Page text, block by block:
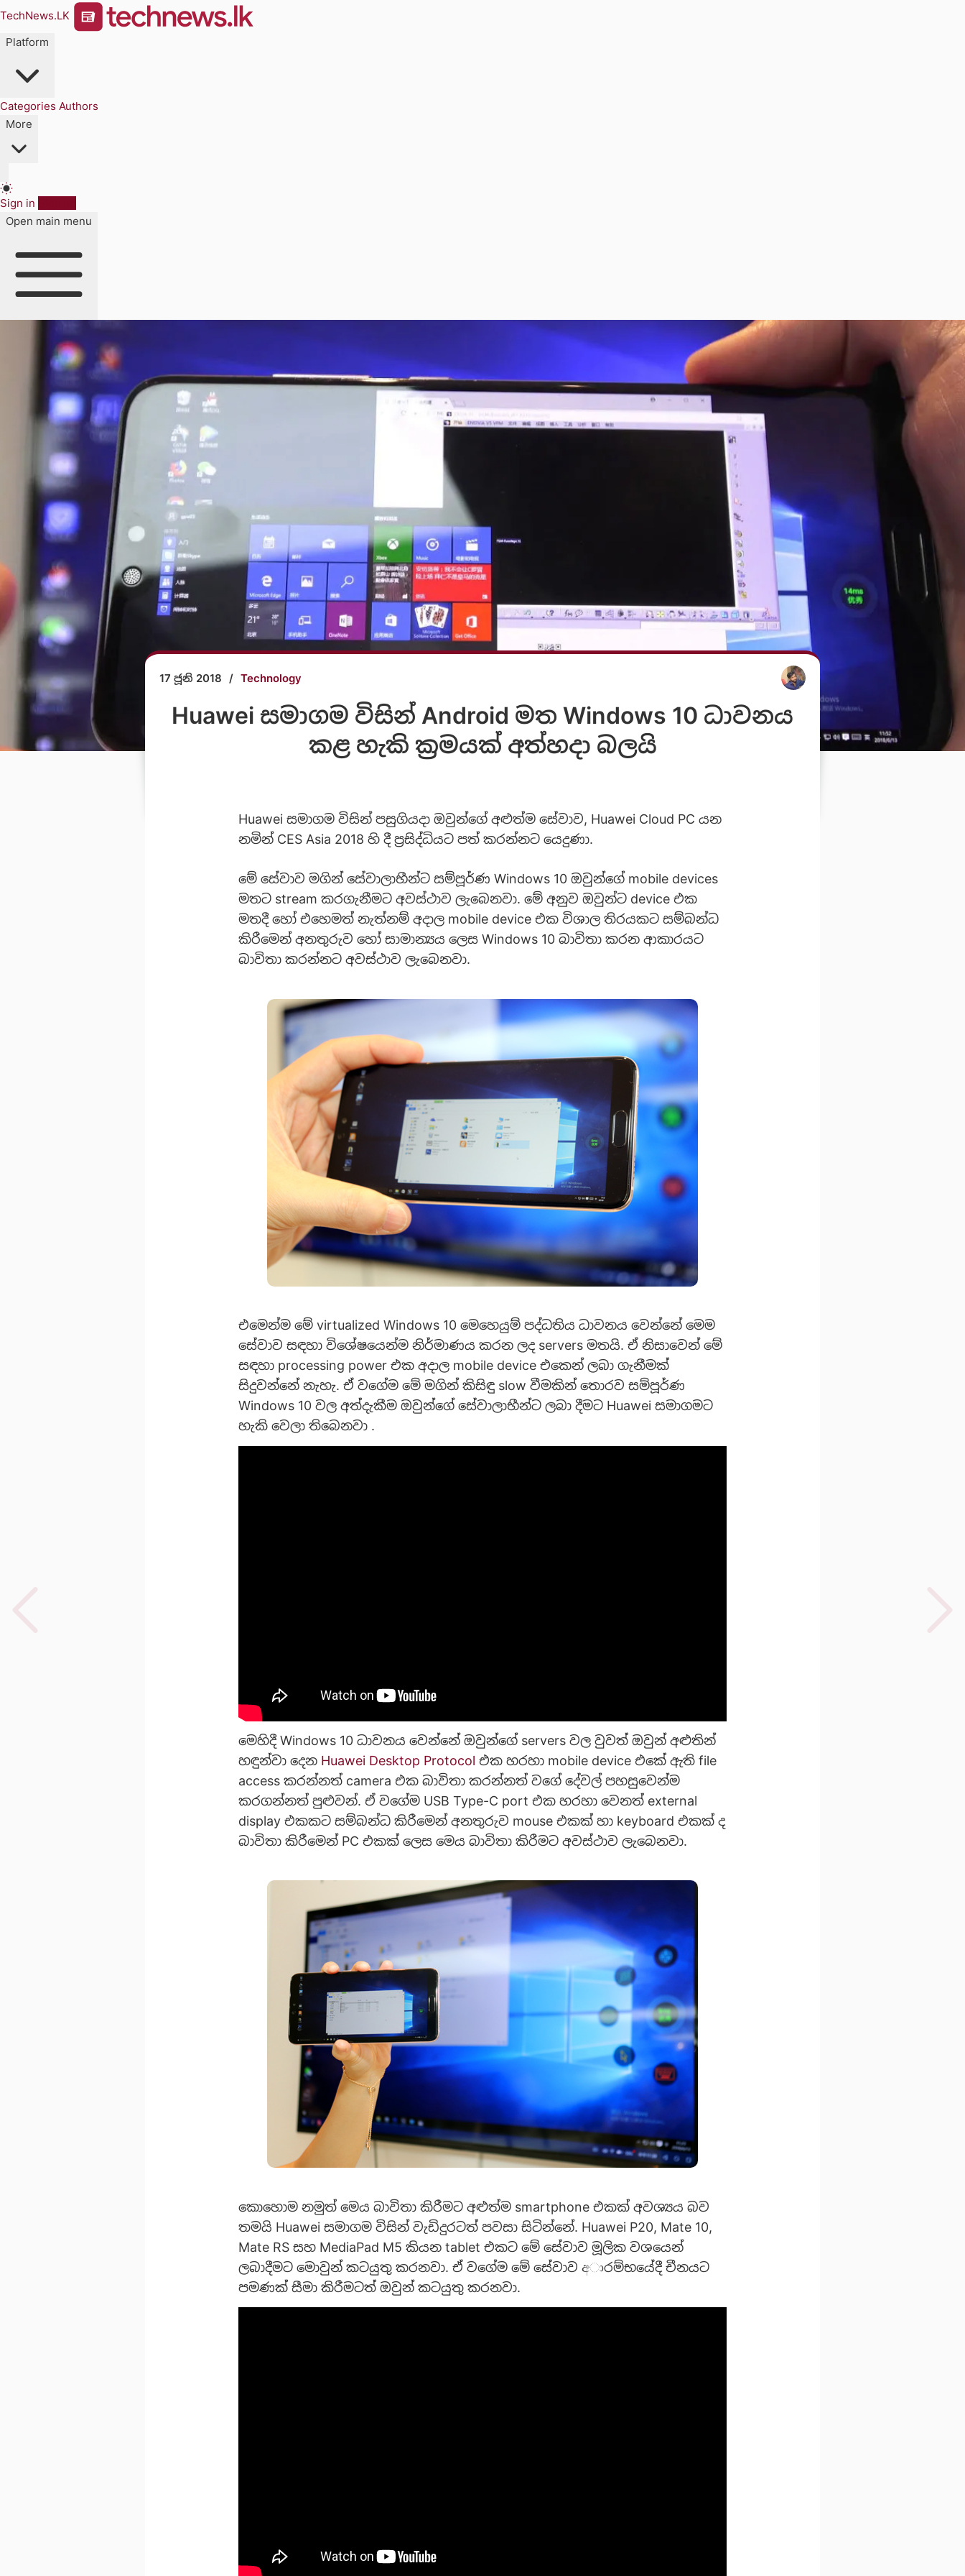
TechNews.LK
Platform
Categories Authors
More
Sign in
Open main menu
17 ජූනි 2018 / Technology
Huawei සමාගම විසින් Android මත Windows 10 ධාවනය
කළ හැකි ක්‍රමයක් අත්හදා බලයි
Huawei සමාගම විසින් පසුගියදා ඔවුන්ගේ අළුත්ම සේවාව, Huawei Cloud PC යන
නමින් CES Asia 2018 හි දී ප්‍රසිද්ධියට පත් කරන්නට යෙදුණා.
මේ සේවාව මගින් සේවාලාභීන්ට සම්පූර්ණ Windows 10 ඔවුන්ගේ mobile devices
මතට stream කරගැනීමට අවස්ථාව ලැබෙනවා. මේ අනුව ඔවුන්ට device එක
මතදී හෝ එහෙමත් නැත්නම් අදාල mobile device එක විශාල තිරයකට සම්බන්ධ
කිරීමෙන් අනතුරුව හෝ සාමාන්‍යය ලෙස Windows 10 බාවිතා කරන ආකාරයට
බාවිතා කරන්නට අවස්ථාව ලැබෙනවා.
එමෙන්ම මේ virtualized Windows 10 මෙහෙයුම් පද්ධතිය ධාවනය වෙන්නේ මෙම
සේවාව සඳහා විශේෂයෙන්ම නිර්මාණය කරන ලද servers මතයි. ඒ නිසාවෙන් මේ
සඳහා processing power එක අදාල mobile device එකෙන් ලබා ගැනීමක්
සිදුවන්නේ නැහැ. ඒ වගේම මේ මගින් කිසිඳු slow වීමකින් තොරව සම්පූර්ණ
Windows 10 වල අත්දැකීම ඔවුන්ගේ සේවාලාභීන්ට ලබා දීමට Huawei සමාගමට
හැකි වෙලා තිබෙනවා .
මෙහිදී Windows 10 ධාවනය වෙන්නේ ඔවුන්ගේ servers වල වුවත් ඔවුන් අළුතින්
හඳුන්වා දෙන Huawei Desktop Protocol එක හරහා mobile device එකේ ඇති file
access කරන්නත් camera එක බාවිතා කරන්නත් වගේ දේවල් පහසුවෙන්ම
කරගන්නත් පුළුවන්. ඒ වගේම USB Type-C port එක හරහා වෙනත් external
display එකකට සම්බන්ධ කිරීමෙන් අනතුරුව mouse එකක් හා keyboard එකක් ද
බාවිතා කිරීමෙන් PC එකක් ලෙස මෙය බාවිතා කිරීමට අවස්ථාව ලැබෙනවා.
කොහොම නමුත් මෙය බාවිතා කිරීමට අළුත්ම smartphone එකක් අවශ්‍යය බව
තමයි Huawei සමාගම විසින් වැඩිදුරටත් පවසා සිටින්නේ. Huawei P20, Mate 10,
Mate RS සහ MediaPad M5 කියන tablet එකට මේ සේවාව මූලික වශයෙන්
ලබාදීමට මොවුන් කටයුතු කරනවා. ඒ වගේම මේ සේවාව අාරම්භයේදී චීනයට
පමණක් සීමා කිරීමටත් ඔවුන් කටයුතු කරනවා.